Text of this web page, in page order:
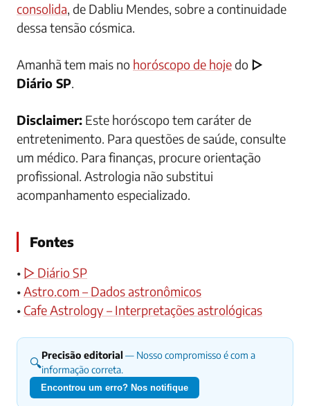
consolida, de Dabliu Mendes, sobre a continuidade
dessa tensão cósmica.
Amanhã tem mais no horóscopo de hojedo ▷
Diário SP.
Disclaimer: Este horóscopo tem caráter de
entretenimento. Para questões de saúde, consulte
um médico. Para finanças, procure orientação
profissional. Astrologia não substitui
acompanhamento especializado.
Fontes
• ▷ Diário SP
•Astro.com – Dados astronômicos
• Cafe Astrology – Interpretações astrológicas
🔍Precisão editorial — Nosso compromisso é com a
informação correta.
Encontrou um erro? Nos notifique